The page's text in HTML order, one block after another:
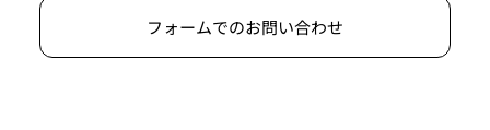
フォームでのお問い合わせ